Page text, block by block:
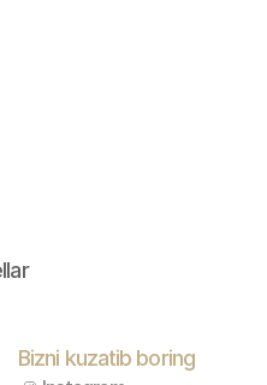
Bizni kuzatib boring